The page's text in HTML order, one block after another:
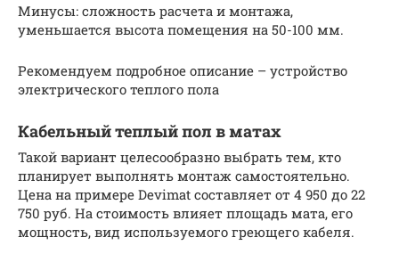
Минусы: сложность расчета и монтажа,
уменьшается высота помещения на 50-100 мм.
Рекомендуем подробное описание – устройство
электрического теплого пола
Кабельный теплый пол в матах
Такой вариант целесообразно выбрать тем, кто
планирует выполнять монтаж самостоятельно.
Цена на примере Devimat составляет от 4 950 до 22
750 руб. На стоимость влияет площадь мата, его
мощность, вид используемого греющего кабеля.